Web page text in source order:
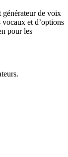
générateur de voix
et d’options
pour les